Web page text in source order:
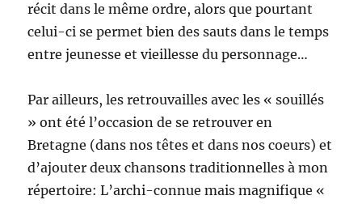
récit dans le même ordre, alors que pourtant
celui-ci se permet bien des sauts dans le temps
entre jeunesse et vieillesse du personnage…
Par ailleurs, les retrouvailles avec les « souillés
» ont été l’occasion de se retrouver en
Bretagne (dans nos têtes et dans nos coeurs) et
d’ajouter deux chansons traditionnelles à mon
répertoire: L’archi-connue mais magnifique «